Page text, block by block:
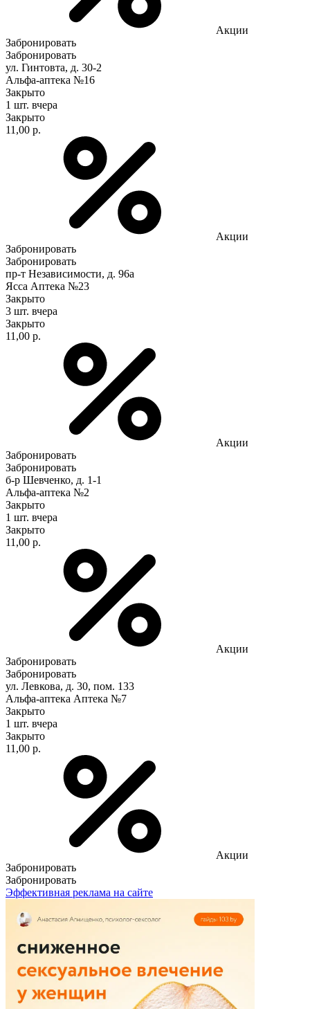
Акции
Забронировать
Забронировать
ул. Гинтовта, д. 30-2
Альфа-аптека №16
Закрыто
1 шт. вчера
Закрыто
11,00 р.
Акции
Забронировать
Забронировать
пр-т Независимости, д. 96а
Ясса Аптека №23
Закрыто
3 шт. вчера
Закрыто
11,00 р.
Акции
Забронировать
Забронировать
б-р Шевченко, д. 1-1
Альфа-аптека №2
Закрыто
1 шт. вчера
Закрыто
11,00 р.
Акции
Забронировать
Забронировать
ул. Левкова, д. 30, пом. 133
Альфа-аптека Аптека №7
Закрыто
1 шт. вчера
Закрыто
11,00 р.
Акции
Забронировать
Забронировать
Эффективная реклама на сайте